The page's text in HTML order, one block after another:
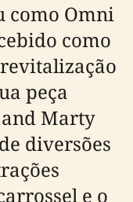
como Omni
como
peça
Marty
diversões
e o